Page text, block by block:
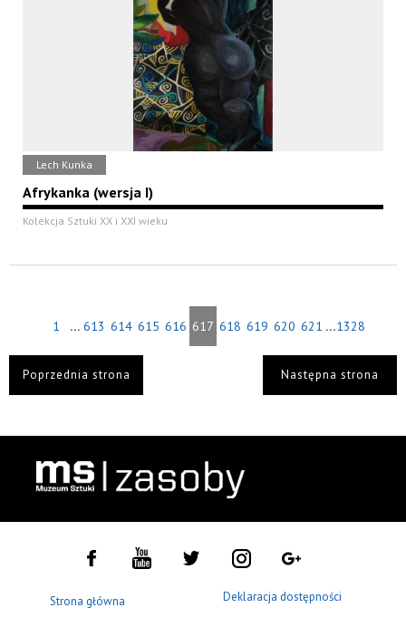
Lech Kunka
Afrykanka (wersja I)
Kolekcja Sztuki XX i XXI wieku
1 ... 613 614 615 616 617 618 619 620 621 ...1328
Poprzednia strona Następna strona
Strona główna Deklaracja dostępności